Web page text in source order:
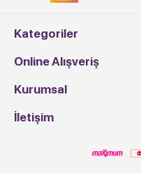
Kategoriler
Online Alışveriş
Kurumsal
İletişim